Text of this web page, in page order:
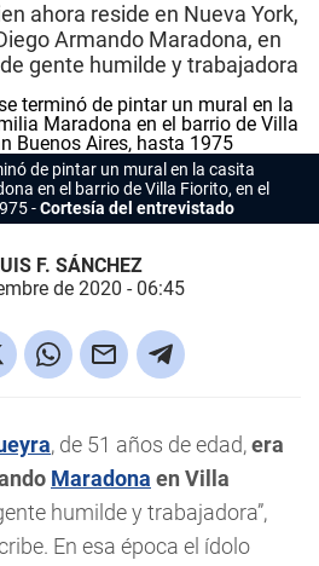
ahora reside en Nueva York,
Armando Maradona, en
gente humilde y trabajadora
de pintar un mural en la casita
en el barrio de Villa Fiorito, en el
Cortesía del entrevistado
F. SÁNCHEZ
de 2020 - 06:45
, de 51 años de edad,era
Maradona en Villa
humilde y trabajadora”,
En esa época el ídolo